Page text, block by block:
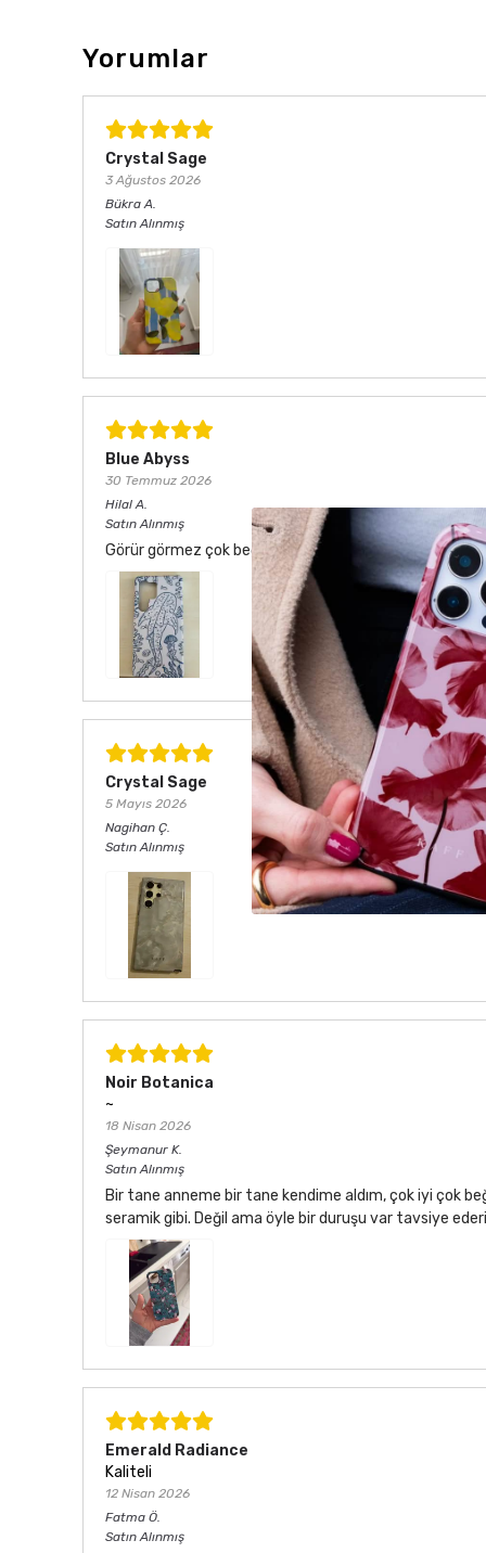
Yorumlar
Crystal Sage
3 Ağustos 2026
Bükra A.
Satın Alınmış
Blue Abyss
30 Temmuz 2026
Hilal A.
Satın Alınmış
Görür görmez çok beğendim. Hem desen olarak çok
Crystal Sage
5 Mayıs 2026
Nagihan Ç.
Satın Alınmış
Noir Botanica
~
18 Nisan 2026
Şeymanur K.
Satın Alınmış
Bir tane anneme bir tane kendime aldım, çok iyi çok
seramik gibi. Değil ama öyle bir duruşu var tavsiye
Emerald Radiance
Kaliteli
12 Nisan 2026
Fatma Ö.
Satın Alınmış